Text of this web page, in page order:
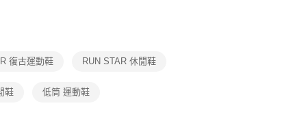
恩沛科技股份有限公司提供之「AFTEE先享後付」服務完成之
服務之必要範圍內提供個人資料，並將交易相關給付款項請
資料處理事宜，請瀏覽以下網址：
復古運動鞋 RUN STAR 休閒鞋
鞋 低筒 運動鞋